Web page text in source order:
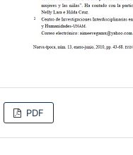
PDF